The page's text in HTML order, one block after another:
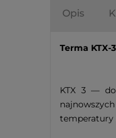
Opis
Terma
KTX 3 —
temperatury